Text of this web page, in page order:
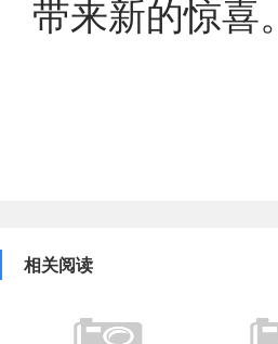
带来新的惊喜。
相关阅读